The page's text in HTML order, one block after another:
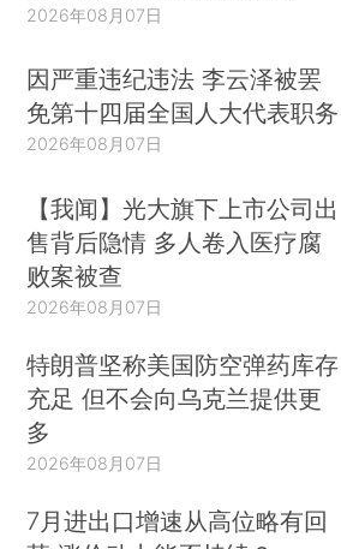
2026年08月07日
因严重违纪违法 李云泽被罢
免第十四届全国人大代表职务
2026年08月07日
【我闻】光大旗下上市公司出
售背后隐情 多人卷入医疗腐
败案被查
2026年08月07日
特朗普坚称美国防空弹药库存
充足 但不会向乌克兰提供更
多
2026年08月07日
7月进出口增速从高位略有回